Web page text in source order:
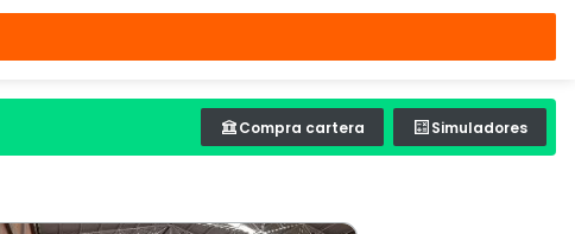
Compra cartera Simuladores